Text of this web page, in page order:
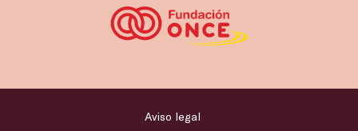
Aviso legal